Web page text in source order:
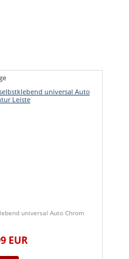
universal Auto Chrom
EUR